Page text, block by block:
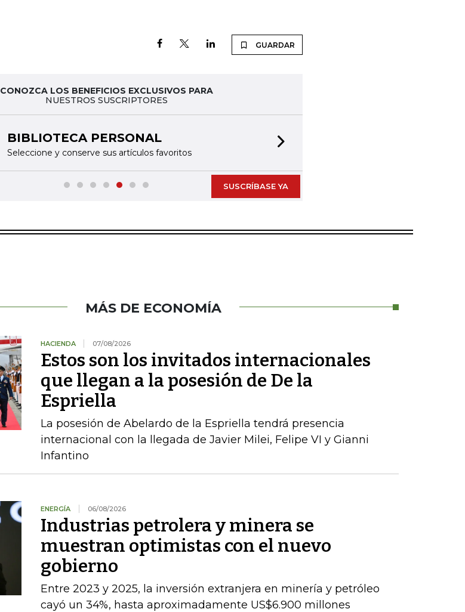
GUARDAR
CONOZCA LOS BENEFICIOS EXCLUSIVOS PARA
NUESTROS SUSCRIPTORES
BIBLIOTECA PERSONAL
Seleccione y conserve sus artículos favoritos
SUSCRÍBASE YA
MÁS DE ECONOMÍA
HACIENDA 07/08/2026
Estos son los invitados internacionales
que llegan a la posesión de De la
Espriella
La posesión de Abelardo de la Espriella tendrá presencia
internacional con la llegada de Javier Milei, Felipe VI y Gianni
Infantino
ENERGÍA 06/08/2026
Industrias petrolera y minera se
muestran optimistas con el nuevo
gobierno
Entre 2023 y 2025, la inversión extranjera en minería y petróleo
cayó un 34%, hasta aproximadamente US$6.900 millones